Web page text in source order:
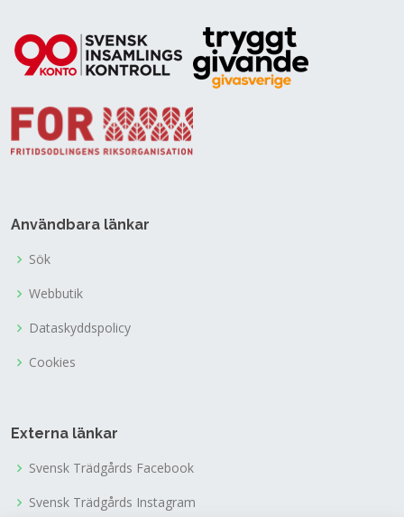
Användbara länkar
Sök
Webbutik
Dataskyddspolicy
Cookies
Externa länkar
Svensk Trädgårds Facebook
Svensk Trädgårds Instagram